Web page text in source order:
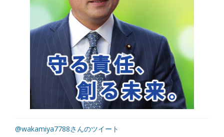
@wakamiya7788さんのツイート